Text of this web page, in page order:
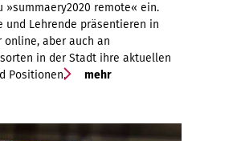
»summaery2020 remote« ein.
und Lehrende präsentieren in
online, aber auch an
in der Stadt ihre aktuellen
Positionen.
mehr